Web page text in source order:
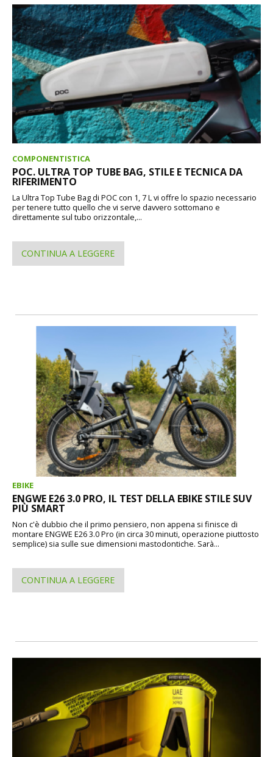
COMPONENTISTICA
POC. ULTRA TOP TUBE BAG, STILE E TECNICA DA
RIFERIMENTO
La Ultra Top Tube Bag di POC con 1, 7 L vi offre lo spazio necessario
per tenere tutto quello che vi serve davvero sottomano e
direttamente sul tubo orizzontale,...
CONTINUA A LEGGERE
EBIKE
ENGWE E26 3.0 PRO, IL TEST DELLA EBIKE STILE SUV
PIÙ SMART
Non c'è dubbio che il primo pensiero, non appena si finisce di
montare ENGWE E26 3.0 Pro (in circa 30 minuti, operazione piuttosto
semplice) sia sulle sue dimensioni mastodontiche. Sarà...
CONTINUA A LEGGERE